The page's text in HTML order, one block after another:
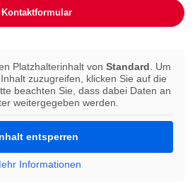
Kontaktformular
Platzhalterinhalt von Standard. Um
zuzugreifen, klicken Sie auf die
beachten Sie, dass dabei Daten an
weitergegeben werden.
entsperren
Informationen